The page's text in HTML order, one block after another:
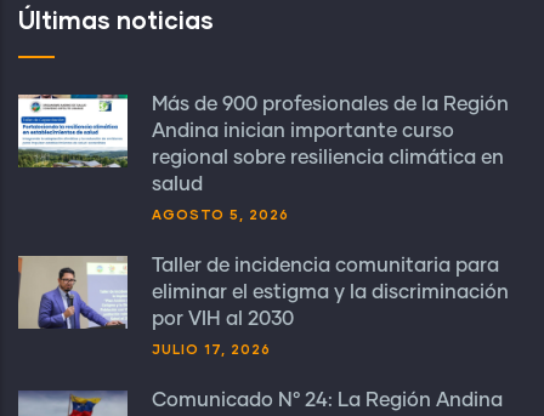
Últimas noticias
Más de 900 profesionales de la Región
Andina inician importante curso
regional sobre resiliencia climática en
salud
AGOSTO 5, 2026
Taller de incidencia comunitaria para
eliminar el estigma y la discriminación
por VIH al 2030
JULIO 17, 2026
Comunicado N° 24: La Región Andina